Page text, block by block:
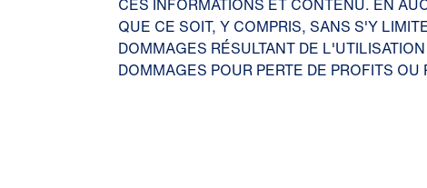
CES INFORMATIONS ET CONTENU. EN
QUE CE SOIT, Y COMPRIS, SANS S'Y
DOMMAGES RÉSULTANT DE
DOMMAGES POUR PERTE DE PROFITS OU